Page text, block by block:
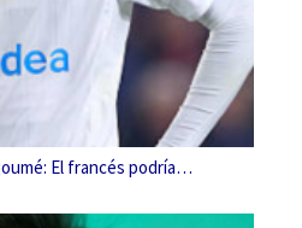
El francés podría…